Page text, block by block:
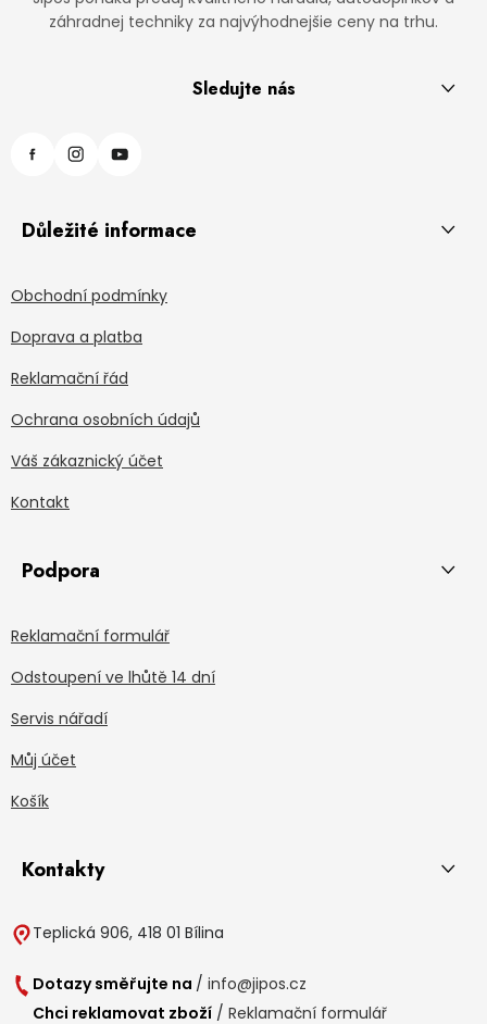
záhradnej techniky za najvýhodnejšie ceny na trhu.
Sledujte nás
Důležité informace
Obchodní podmínky
Doprava a platba
Reklamační řád
Ochrana osobních údajů
Váš zákaznický účet
Kontakt
Podpora
Reklamační formulář
Odstoupení ve lhůtě 14 dní
Servis nářadí
Můj účet
Košík
Kontakty
Teplická 906, 418 01 Bílina
Dotazy směřujte na / info@jipos.cz
Chci reklamovat zboží / Reklamační formulář